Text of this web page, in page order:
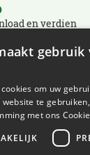
en verdien
je in en blijf op
meer
gebruik
om uw
te
met ons